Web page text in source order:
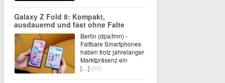
Galaxy Z Fold 8: Kompakt,
ausdauernd und fast ohne Falte
Berlin (dpa/tmn) -
Faltbare Smartphones
haben trotz jahrelanger
Marktpräsenz ein
[…] (00)